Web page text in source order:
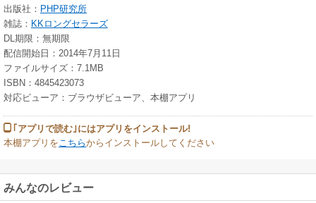
出版社： PHP研究所
雑誌： KKロングセラーズ
DL期限：無期限
配信開始日：2014年7月11日
ファイルサイズ：7.1MB
ISBN：4845423073
対応ビューア：ブラウザビューア、本棚アプリ
｢アプリで読む｣にはアプリをインストール!
本棚アプリを こちらからインストールしてください
みんなのレビュー